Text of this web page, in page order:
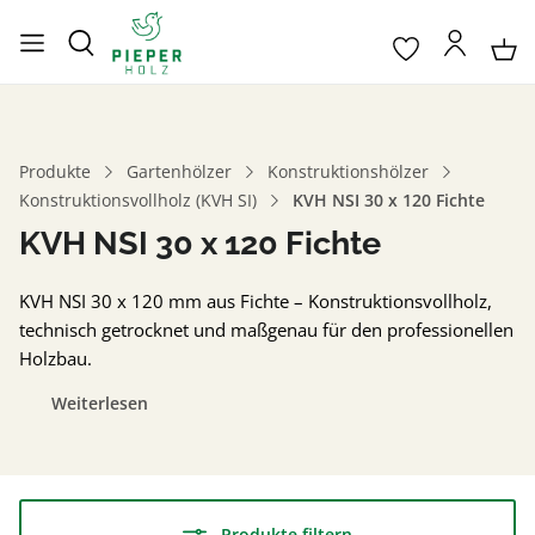
Produkte Gartenhölzer
Konstruktionshölzer
Konstruktionsvollholz (KVH SI)
KVH NSI 30 x 120 Fichte
KVH NSI 30 x 120 Fichte
KVH NSI 30 x 120 mm aus Fichte – Konstruktionsvollholz,
technisch getrocknet und maßgenau für den professionellen
Holzbau.
Weiterlesen